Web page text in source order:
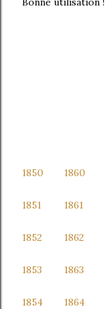
1850 1860
1851 1861
1852 1862
1853 1863
1854 1864